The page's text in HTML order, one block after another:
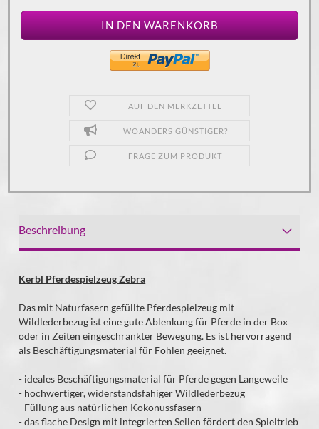
AUF DEN MERKZETTEL
WOANDERS GÜNSTIGER?
FRAGE ZUM PRODUKT
Beschreibung
Kerbl Pferdespielzeug Zebra
Das mit Naturfasern gefüllte Pferdespielzeug mit
Wildlederbezug ist eine gute Ablenkung für Pferde in der Box
oder in Zeiten eingeschränkter Bewegung. Es ist hervorragend
als Beschäftigungsmaterial für Fohlen geeignet.
- ideales Beschäftigungsmaterial für Pferde gegen Langeweile
- hochwertiger, widerstandsfähiger Wildlederbezug
- Füllung aus natürlichen Kokonussfasern
- das flache Design mit integrierten Seilen fördert den Spieltrieb